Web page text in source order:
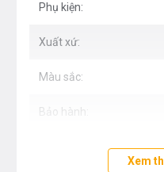
dụng công nghệ ép
tuyệt đối 100%.
Phụ kiện:
Xuất xứ:
Màu sắc:
Bảo hành:
Xem